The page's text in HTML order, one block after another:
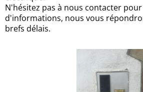
N'hésitez pas à nous contacter
d'informations, nous vous
brefs délais.